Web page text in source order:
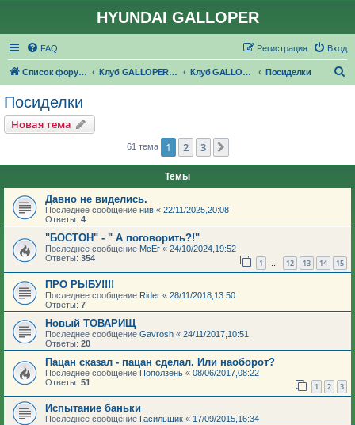
HYUNDAI GALLOPER
FAQ Вход
Регистрация
Список форумов Клуб GALLOPER.RU Клуб GALLOPER.RU Посиделки
Посиделки
Новая тема
61 тема 1 2 3
Темы
Давно не виделись.
Последнее сообщение нив « 22/11/2025,20:08
Ответы: 4
"БОСТОН" - " А поговорить?!"
Последнее сообщение McEr « 24/10/2024,19:52
Ответы: 354 1 … 12 13 14 15
ПРО РЫБУ!!!!
Последнее сообщение Rider « 28/11/2018,13:50
Ответы: 7
Новый ТОВАРИЩ
Последнее сообщение Gavrosh « 24/11/2017,10:51
Ответы: 20
Пацан сказал - пацан сделал. Или наоборот?
Последнее сообщение Поползень « 08/06/2017,08:22
Ответы: 51 1 2 3
Испытание баньки
Последнее сообщение Гасильщик « 17/09/2015,16:34